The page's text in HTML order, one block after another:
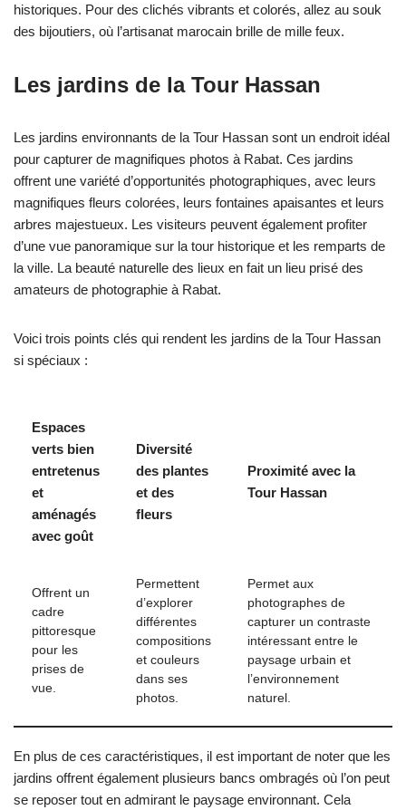
historiques. Pour des clichés vibrants et colorés, allez au souk
des bijoutiers, où l’artisanat marocain brille de mille feux.
Les jardins de la Tour Hassan
Les jardins environnants de la Tour Hassan sont un endroit idéal
pour capturer de magnifiques photos à Rabat. Ces jardins
offrent une variété d’opportunités photographiques, avec leurs
magnifiques fleurs colorées, leurs fontaines apaisantes et leurs
arbres majestueux. Les visiteurs peuvent également profiter
d’une vue panoramique sur la tour historique et les remparts de
la ville. La beauté naturelle des lieux en fait un lieu prisé des
amateurs de photographie à Rabat.
Voici trois points clés qui rendent les jardins de la Tour Hassan
si spéciaux :
Espaces
verts bien
entretenus
et
aménagés
avec goût
Diversité
des plantes
et des
fleurs
Proximité avec la
Tour Hassan
Offrent un
cadre
pittoresque
pour les
prises de
vue.
Permettent
d’explorer
différentes
compositions
et couleurs
dans ses
photos.
Permet aux
photographes de
capturer un contraste
intéressant entre le
paysage urbain et
l’environnement
naturel.
En plus de ces caractéristiques, il est important de noter que les
jardins offrent également plusieurs bancs ombragés où l’on peut
se reposer tout en admirant le paysage environnant. Cela